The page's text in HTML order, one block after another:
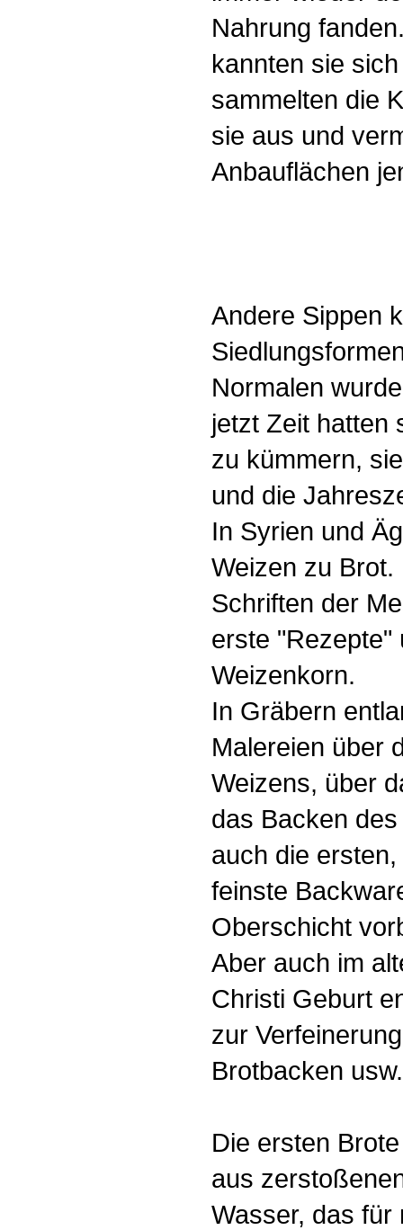
Nahrung
kannten sie
sammelten die
sie aus und
Anbauflächen
Andere Sippen
Normalen
jetzt Zeit hatten
zu kümmern,
und die
In Syrien und
Weizen zu
Schriften der
erste "Rezepte"
Weizenkorn.
In Gräbern
Malereien über
Weizens, über
das Backen
auch die
feinste
Oberschicht
Aber auch im
Christi Geburt
zur
Brotbacken usw.
Die ersten
aus
Wasser, das für